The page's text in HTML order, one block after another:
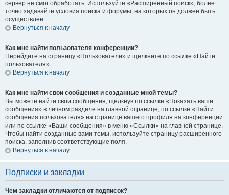
сервер не смог обработать. Используйте «Расширенный поиск», более
точно задавайте условия поиска и форумы, на которых он должен быть
осуществлён.
Вернуться к началу
Как мне найти пользователя конференции?
Перейдите на страницу «Пользователи» и щёлкните по ссылке «Найти
пользователя».
Вернуться к началу
Как мне найти свои сообщения и созданные мной темы?
Вы можете найти свои сообщения, щёлкнув по ссылке «Показать ваши
сообщения» в личном разделе на главной странице, по ссылке «Найти
сообщения пользователя» на странице вашего профиля на конференции
или по ссылке «Ваши сообщения» в меню «Ссылки» на главной странице.
Чтобы найти созданные вами темы, используйте страницу расширенного
поиска, заполнив соответствующие поля.
Вернуться к началу
Подписки и закладки
Чем закладки отличаются от подписок?